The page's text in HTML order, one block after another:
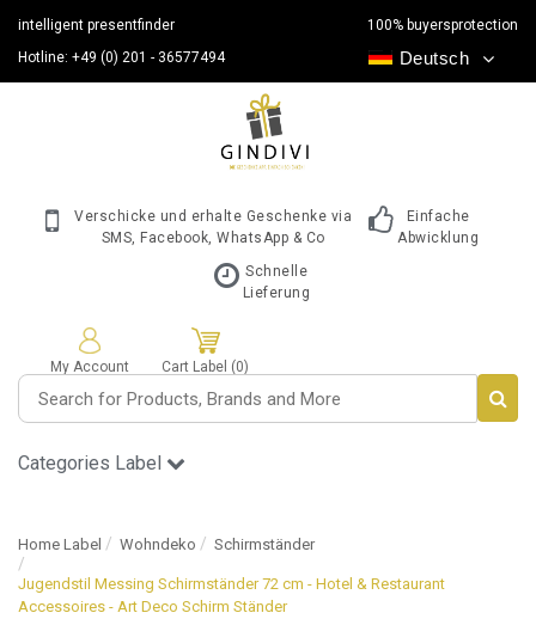
intelligent presentfinder
100% buyersprotection
Hotline: +49 (0) 201 - 36577494
Deutsch
Verschicke und erhalte Geschenke via
SMS, Facebook, WhatsApp & Co
Einfache
Abwicklung
Schnelle
Lieferung
My Account Cart Label (0)
Categories Label
Home Label Wohndeko Schirmständer
Jugendstil Messing Schirmständer 72 cm - Hotel & Restaurant
Accessoires - Art Deco Schirm Ständer